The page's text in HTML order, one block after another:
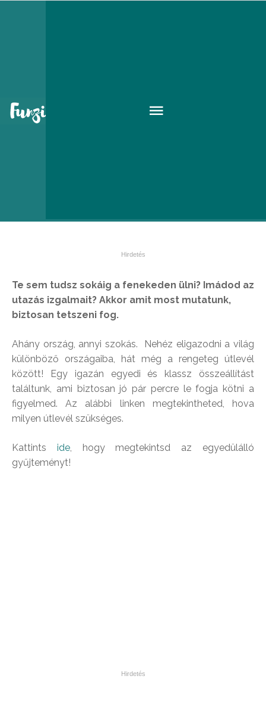
Te sem tudsz sokáig a fenekeden ülni? Imádod az
utazás izgalmait? Akkor amit most mutatunk,
biztosan tetszeni fog.
Ahány ország, annyi szokás. Nehéz eligazodni a világ
különböző országaiba, hát még a rengeteg útlevél
között! Egy igazán egyedi és klassz összeállítást
találtunk, ami biztosan jó pár percre le fogja kötni a
figyelmed. Az alábbi linken megtekintheted, hova
milyen útlevél szükséges.
Kattints ide, hogy megtekintsd az egyedülálló
gyűjteményt!